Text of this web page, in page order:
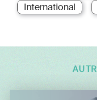
International